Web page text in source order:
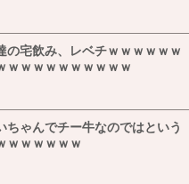
の宅飲み、レベチｗｗｗｗｗｗ
ｗｗｗｗｗｗｗｗｗｗ
ちゃんでチー牛なのではという
ｗｗｗｗｗｗ